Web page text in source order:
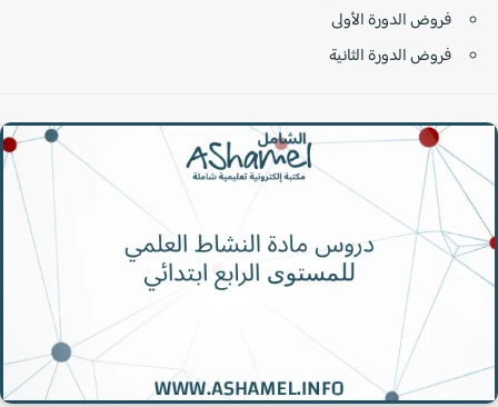
فروض الدورة الأولى
فروض الدورة الثانية